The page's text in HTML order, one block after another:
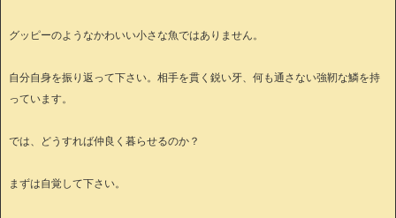
グッピーのようなかわいい小さな魚ではありません。
自分自身を振り返って下さい。相手を貫く鋭い牙、何も通さない強靭な鱗を持
っています。
では、どうすれば仲良く暮らせるのか？
まずは自覚して下さい。